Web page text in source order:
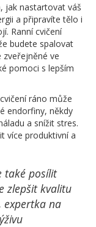
jak nastartovat váš
a připravíte tělo i
Ranní cvičení
budete spalovat
zveřejněné ve
pomoci s lepším
ráno může
endorfiny, někdy
a snížit stres.
více produktivní a
také posílit
zlepšit kvalitu
expertka na